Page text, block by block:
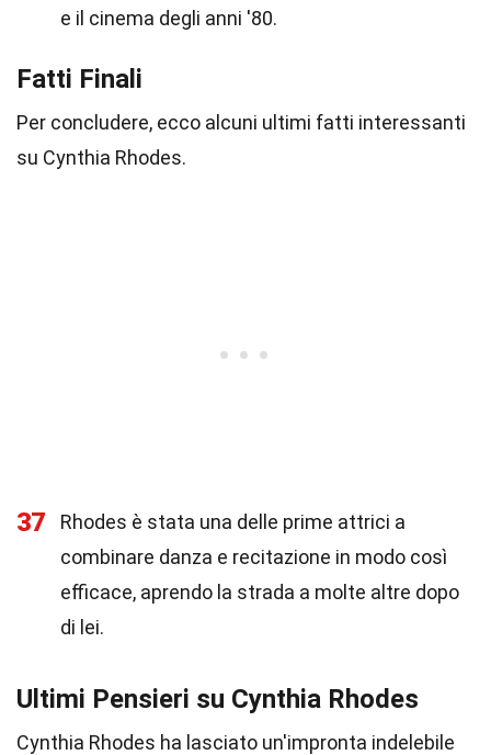
e il cinema degli anni '80.
Fatti Finali
Per concludere, ecco alcuni ultimi fatti interessanti
su Cynthia Rhodes.
37
Rhodes è stata una delle prime attrici a
combinare danza e recitazione in modo così
efficace, aprendo la strada a molte altre dopo
di lei.
Ultimi Pensieri su Cynthia Rhodes
Cynthia Rhodes ha lasciato un'impronta indelebile